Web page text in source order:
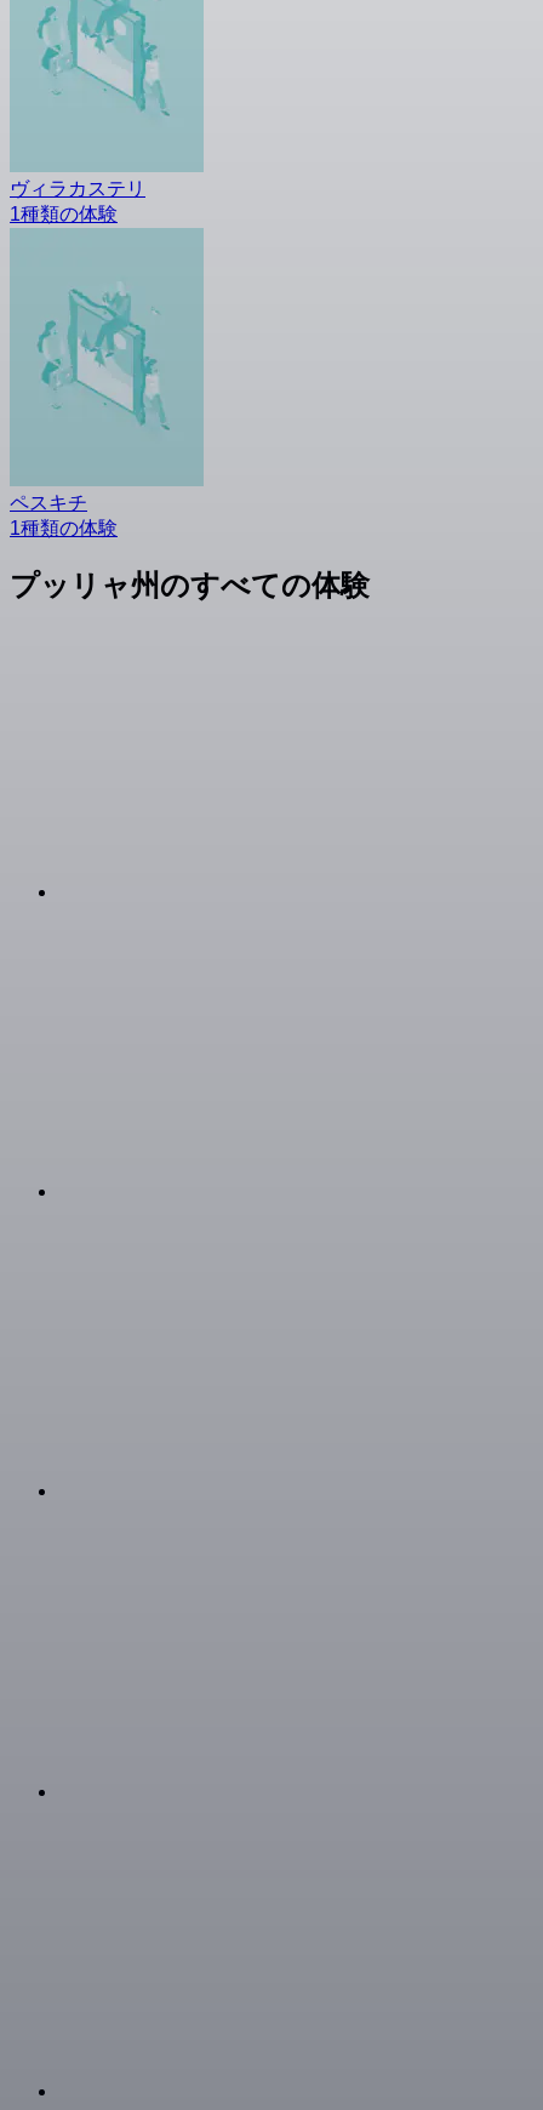
ヴィラカステリ
1種類の体験
ペスキチ
1種類の体験
プッリャ州のすべての体験